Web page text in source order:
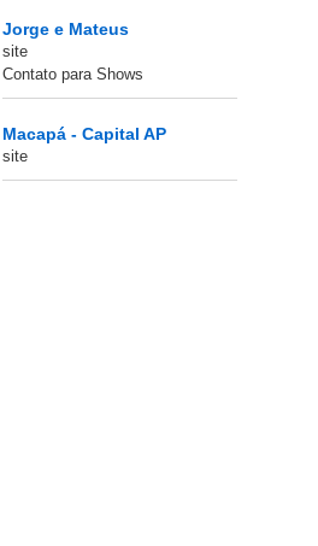
Jorge e Mateus
site
Contato para Shows
Macapá - Capital AP
site